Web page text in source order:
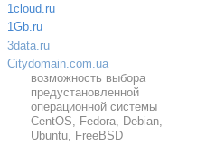
1cloud.ru
1Gb.ru
3data.ru
Citydomain.com.ua
возможность выбора
предустановленной
операционной системы
CentOS, Fedora, Debian,
Ubuntu, FreeBSD